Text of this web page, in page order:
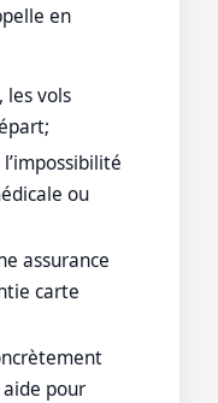
en
les vols
ou
assurance
carte
pour